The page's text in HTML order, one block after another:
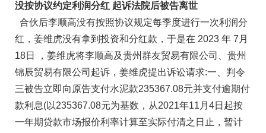
没按协议约定利润分红 起诉法院后被告离世
合伙后李顺高没有按照协议规定每季度进行一次利润分
红，姜维虎没有拿到投资和分红款，于是在 2023 年 7月
18日 ，姜维虎将李顺高及贵州群友贸易有限公司、贵州
锦辰贸易有限公司起诉，姜维虎提出诉讼请求:一、判令
三被告立即向原告支付水泥款235367.08元并支付逾期付
款利息(以235367.08元为基数，从2021年11月4日起按
一年期贷款市场报价利率计算至实际付清之日止，暂计